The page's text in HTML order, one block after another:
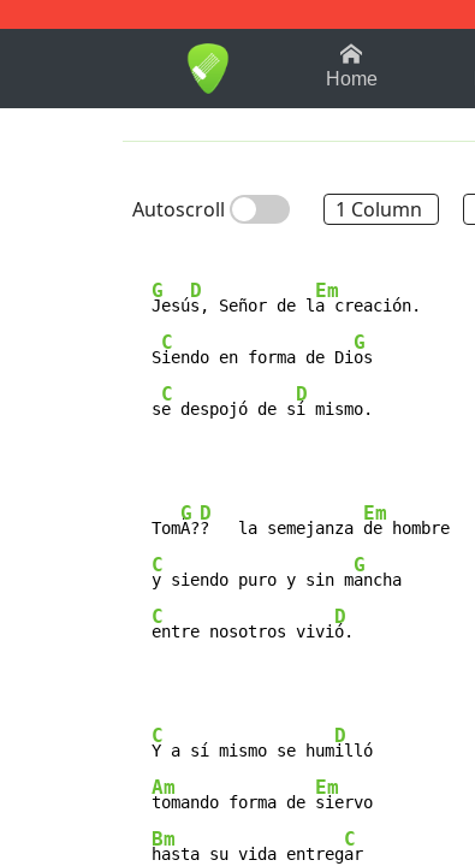
1-9 B
Home
Autoscroll 1 Column
G
Jesú
D
s, Señor de l
Em
a creación.
   S
C
iendo en forma de Di
G
os
   s
C
e despojó de s
D
í mismo.
   Tom
G
Ã?
D
?   la semejanza
Em
de hombre
C
y siendo puro y sin m
G
ancha
C
entre nosotros vivi
D
ó.
C
Y a sí mismo se hum
D
illó
Am
tomando forma de
Em
siervo
Bm
hasta su vida entreg
C
ar